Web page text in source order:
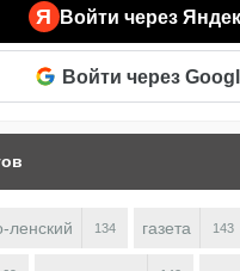
Я Войти через
Войти через
ленский 134 газета 143